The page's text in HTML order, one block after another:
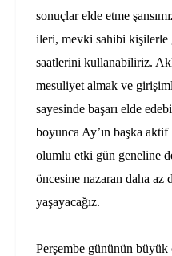
sonuçlar elde etme
ileri, mevki sahibi kişilerle
saatlerini kullanabiliriz.
mesuliyet almak ve
sayesinde başarı elde
boyunca Ay’ın başka aktif
olumlu etki gün geneline
öncesine nazaran daha
yaşayacağız.
Perşembe gününün